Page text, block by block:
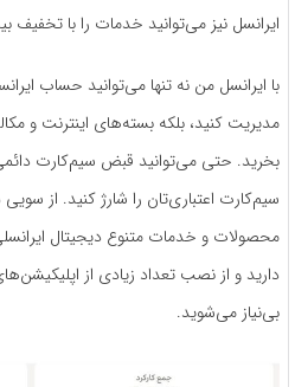
ایرانسل نیز می‌توانید خدمات را با تخفیف
با ایرانسل من نه تنها می‌توانید حساب
مدیریت کنید، بلکه بسته‌های اینترنت و
بخرید. حتی می‌توانید قبض سیم‌کارت
سیم‌کارت اعتباری‌تان را شارژ کنید. از سویی
محصولات و خدمات متنوع دیجیتال
دارید و از نصب تعداد زیادی از
بی‌نیاز می‌شوید.